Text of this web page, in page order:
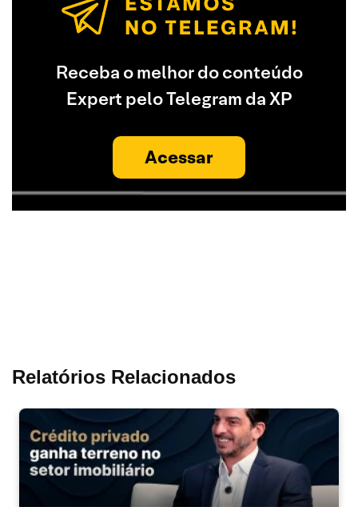
Receba o melhor do conteúdo
Expert pelo Telegram da XP
Acessar
Relatórios Relacionados